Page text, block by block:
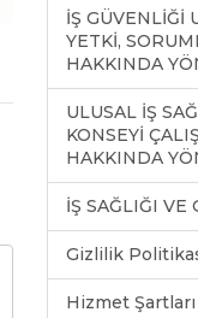
İŞ GÜVENLİĞİ
YETKİ,
HAKKINDA
ULUSAL İŞ
KONSEYİ
HAKKINDA
İŞ SAĞLIĞI VE
Gizlilik
Hizmet Şartları